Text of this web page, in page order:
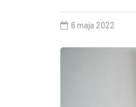
6 maja 2022